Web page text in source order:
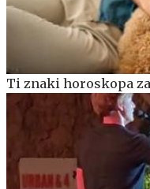
Ti znaki horoskopa